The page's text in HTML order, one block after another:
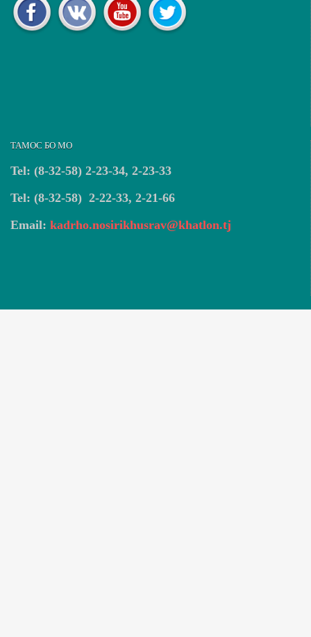
ТАМОС БО МО
Tel: (8-32-58) 2-23-34, 2-23-33
Tel: (8-32-58) 2-22-33, 2-21-66
Email: kadrho.nosirikhusrav@khatlon.tj